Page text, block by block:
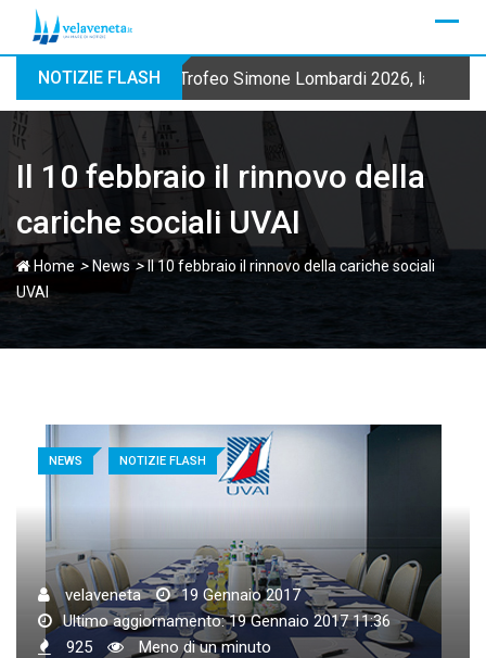
NOTIZIE FLASH Trofeo Simone Lombardi 2026, la
Il 10 febbraio il rinnovo della
cariche sociali UVAI
Home > News>Il 10 febbraio il rinnovo della cariche sociali
UVAI
NEWS NOTIZIE FLASH
velaveneta
19 Gennaio 2017
Ultimo aggiornamento: 19 Gennaio 2017 11:36
925
Meno di un minuto